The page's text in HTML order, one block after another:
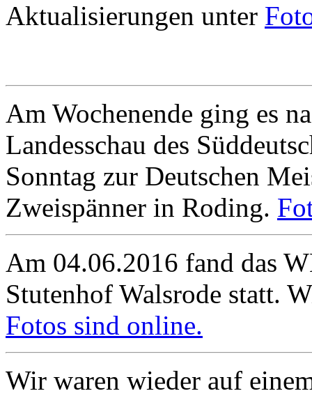
Aktualisierungen unter
Am Wochenende ging es
Landesschau des
Sonntag zur Deutschen
Zweispänner in Roding.
Am 04.06.2016 fand das
Stutenhof Walsrode statt.
Fotos sind online.
Wir waren wieder auf